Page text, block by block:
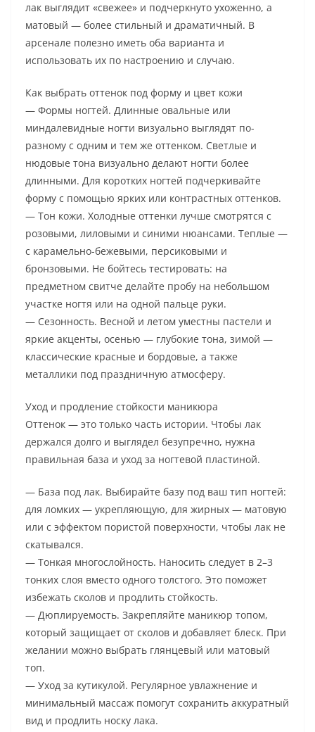
лак выглядит «свежее» и подчеркнуто ухоженно, а
матовый — более стильный и драматичный. В
арсенале полезно иметь оба варианта и
использовать их по настроению и случаю.
Как выбрать оттенок под форму и цвет кожи
— Формы ногтей. Длинные овальные или
миндалевидные ногти визуально выглядят по-
разному с одним и тем же оттенком. Светлые и
нюдовые тона визуально делают ногти более
длинными. Для коротких ногтей подчеркивайте
форму с помощью ярких или контрастных оттенков.
— Тон кожи. Холодные оттенки лучше смотрятся с
розовыми, лиловыми и синими нюансами. Теплые —
с карамельно-бежевыми, персиковыми и
бронзовыми. Не бойтесь тестировать: на
предметном свитче делайте пробу на небольшом
участке ногтя или на одной пальце руки.
— Сезонность. Весной и летом уместны пастели и
яркие акценты, осенью — глубокие тона, зимой —
классические красные и бордовые, а также
металлики под праздничную атмосферу.
Уход и продление стойкости маникюра
Оттенок — это только часть истории. Чтобы лак
держался долго и выглядел безупречно, нужна
правильная база и уход за ногтевой пластиной.
— База под лак. Выбирайте базу под ваш тип ногтей:
для ломких — укрепляющую, для жирных — матовую
или с эффектом пористой поверхности, чтобы лак не
скатывался.
— Тонкая многослойность. Наносить следует в 2–3
тонких слоя вместо одного толстого. Это поможет
избежать сколов и продлить стойкость.
— Дюплируемость. Закрепляйте маникюр топом,
который защищает от сколов и добавляет блеск. При
желании можно выбрать глянцевый или матовый
топ.
— Уход за кутикулой. Регулярное увлажнение и
минимальный массаж помогут сохранить аккуратный
вид и продлить носку лака.